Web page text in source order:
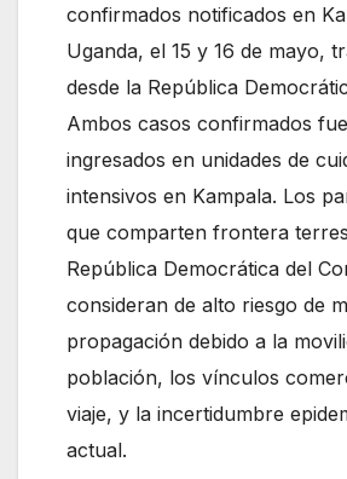
confirmados notificados en
Uganda, el 15 y 16 de mayo,
desde la República
Ambos casos confirmados
ingresados ​​en unidades de
intensivos en Kampala. Los
que comparten frontera
República Democrática del
consideran de alto riesgo de
propagación debido a la
población, los vínculos
viaje, y la incertidumbre
actual.